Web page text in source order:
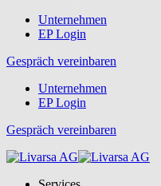
Unternehmen
EP Login
Gespräch vereinbaren
Unternehmen
EP Login
Gespräch vereinbaren